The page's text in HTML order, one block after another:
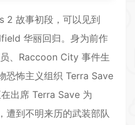
2 故事初段，可以见到
华丽回归。身为前作
、Raccoon City 事件生
恐怖主义组织 Terra Save
出席 Terra Save 为
遭到不明来历的武装部队